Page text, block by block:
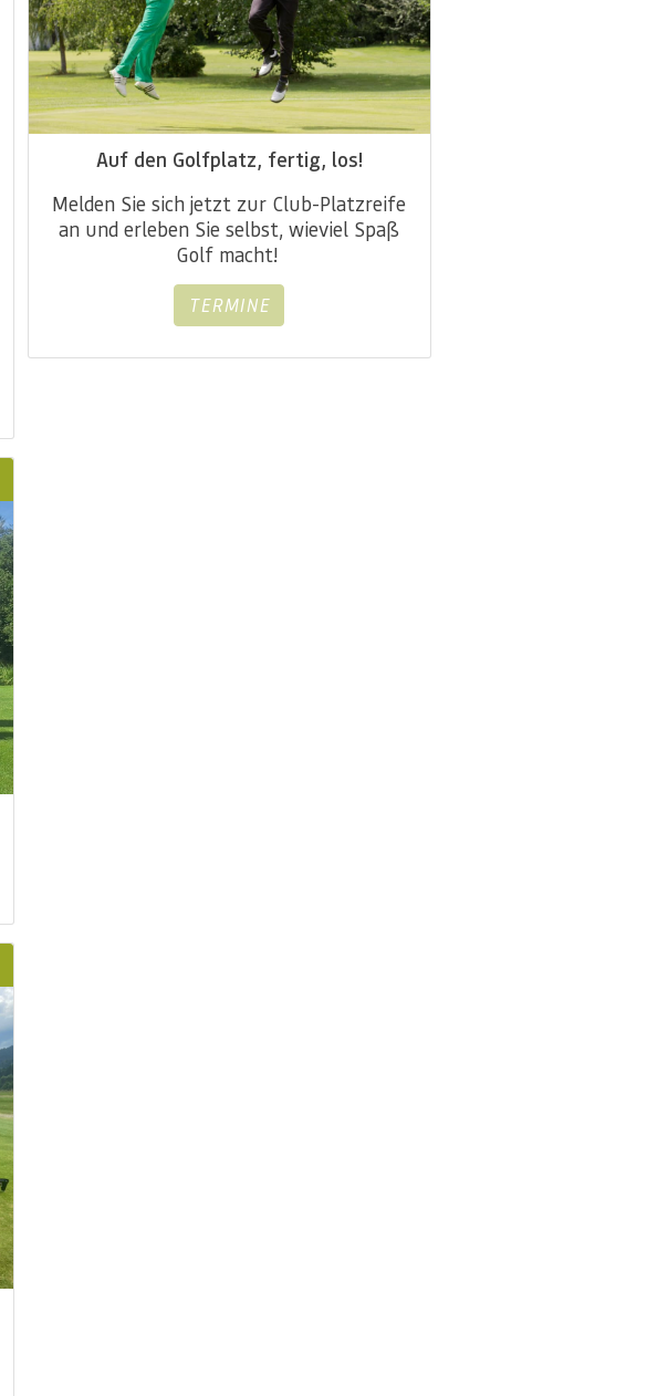
Auf den Golfplatz, fertig, los!
Melden Sie sich jetzt zur Club-Platzreife
an und erleben Sie selbst, wieviel Spaß
Golf macht!
TERMINE